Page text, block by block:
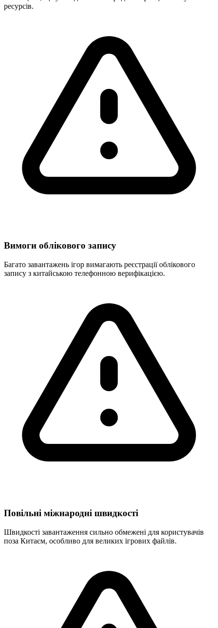
ресурсів.
Вимоги облікового запису
Багато завантажень ігор вимагають реєстрації облікового
запису з китайською телефонною верифікацією.
Повільні міжнародні швидкості
Швидкості завантаження сильно обмежені для користувачів
поза Китаєм, особливо для великих ігрових файлів.